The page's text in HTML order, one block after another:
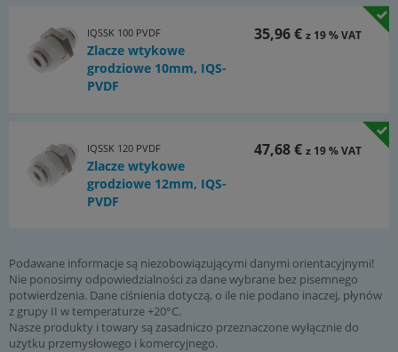
(PDF) IQSSK 100 PVDF
Zlacze wtykowe
grodziowe 10mm, IQS-
PVDF
35,96 €z 19 % VAT
IQSSK 120 PVDF
Zlacze wtykowe
grodziowe 12mm, IQS-
PVDF
47,68 €z 19 % VAT
Podawane informacje są niezobowiązującymi danymi orientacyjnymi!
Nie ponosimy odpowiedzialności za dane wybrane bez pisemnego
potwierdzenia. Dane ciśnienia dotyczą, o ile nie podano inaczej, płynów
z grupy II w temperaturze +20°C.
Nasze produkty i towary są zasadniczo przeznaczone wyłącznie do
użytku przemysłowego i komercyjnego.